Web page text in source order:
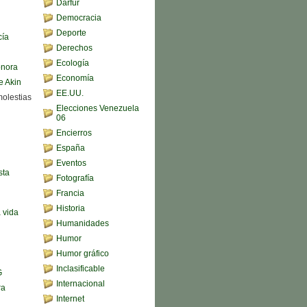
Akin
vida
Darfur
Democracia
Deporte
Derechos
Ecología
Economía
EE.UU.
Elecciones Venezuela
06
Encierros
España
Eventos
Fotografía
Francia
Historia
Humanidades
Humor
Humor gráfico
Inclasificable
Internacional
Internet